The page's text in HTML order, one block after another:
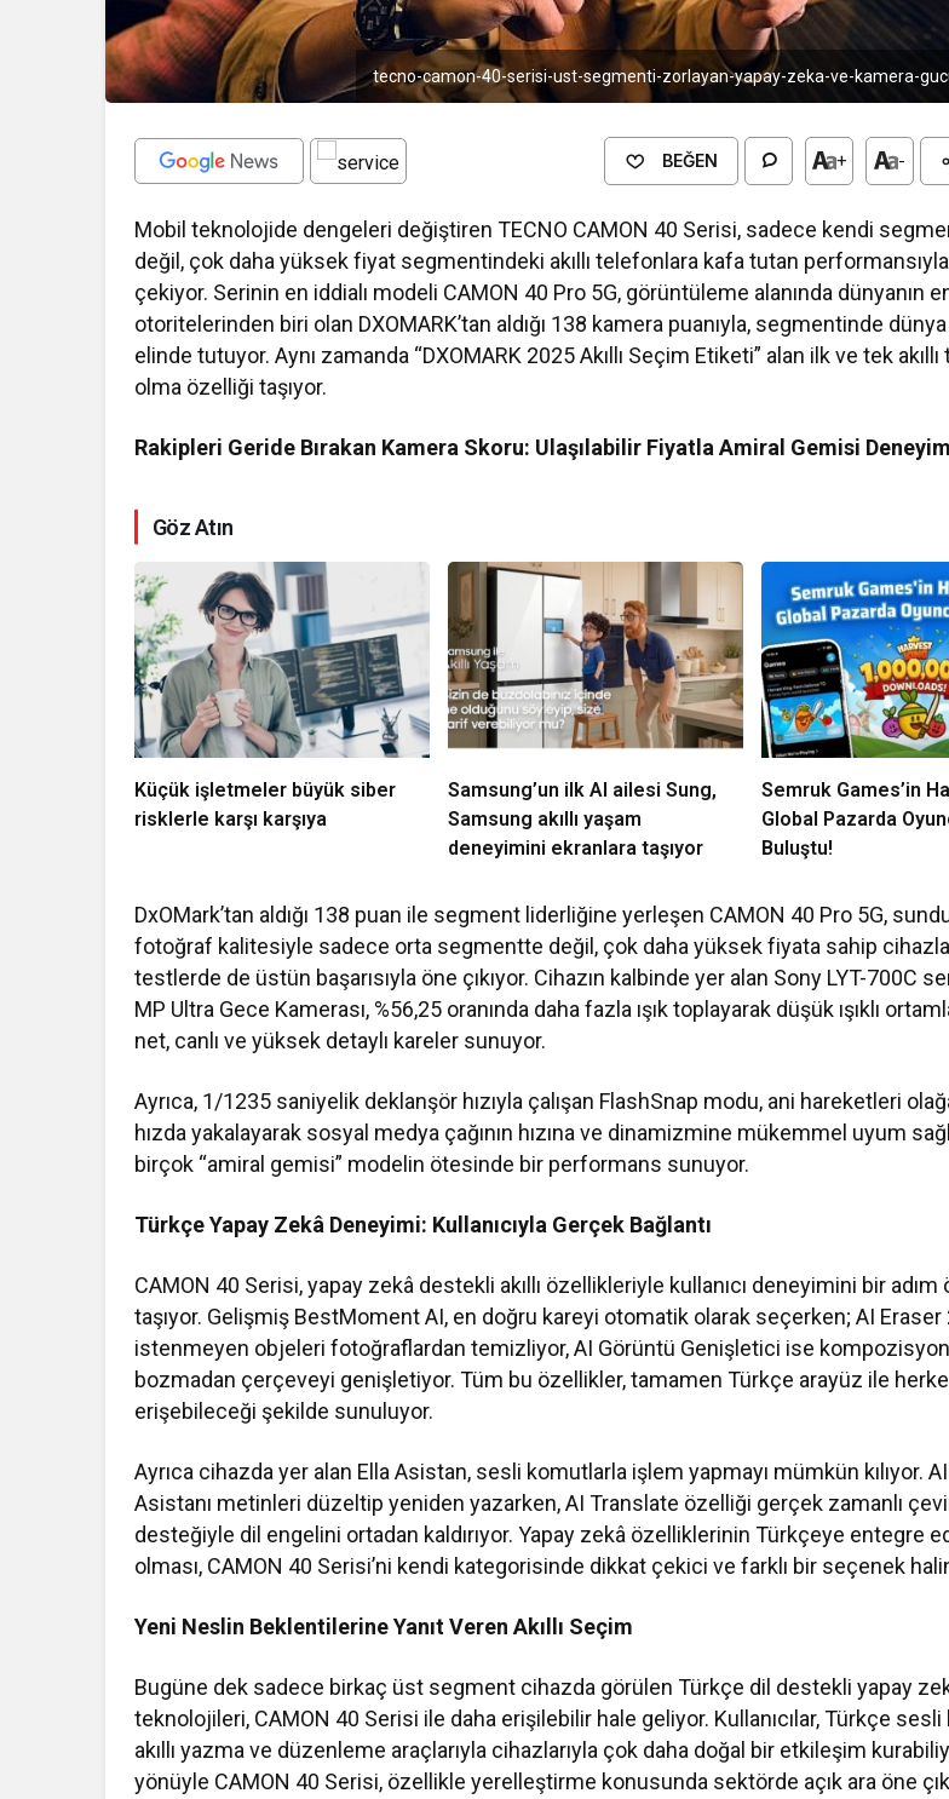
tecno-camon-40-serisi-ust-segmenti-zorlayan-yapay-zeka-ve-kamera-
BEĞEN + -
Mobil teknolojide dengeleri değiştiren TECNO CAMON 40 Serisi, sadece kendi
değil, çok daha yüksek fiyat segmentindeki akıllı telefonlara kafa tutan
çekiyor. Serinin en iddialı modeli CAMON 40 Pro 5G, görüntüleme alanında dünyanın
otoritelerinden biri olan DXOMARK’tan aldığı 138 kamera puanıyla, segmentinde
elinde tutuyor. Aynı zamanda “DXOMARK 2025 Akıllı Seçim Etiketi” alan ilk ve tek
olma özelliği taşıyor.
Rakipleri Geride Bırakan Kamera Skoru: Ulaşılabilir Fiyatla Amiral Gemisi
Göz Atın
Küçük işletmeler büyük siber
risklerle karşı karşıya
Samsung’un ilk AI ailesi Sung,
Samsung akıllı yaşam
deneyimini ekranlara taşıyor
Semruk Games’in
Global Pazarda
Buluştu!
DxOMark’tan aldığı 138 puan ile segment liderliğine yerleşen CAMON 40 Pro 5G,
fotoğraf kalitesiyle sadece orta segmentte değil, çok daha yüksek fiyata sahip
testlerde de üstün başarısıyla öne çıkıyor. Cihazın kalbinde yer alan Sony LYT-700C
MP Ultra Gece Kamerası, %56,25 oranında daha fazla ışık toplayarak düşük ışıklı
net, canlı ve yüksek detaylı kareler sunuyor.
Ayrıca, 1/1235 saniyelik deklanşör hızıyla çalışan FlashSnap modu, ani hareketleri
hızda yakalayarak sosyal medya çağının hızına ve dinamizmine mükemmel uyum
birçok “amiral gemisi” modelin ötesinde bir performans sunuyor.
Türkçe Yapay Zekâ Deneyimi: Kullanıcıyla Gerçek Bağlantı
CAMON 40 Serisi, yapay zekâ destekli akıllı özellikleriyle kullanıcı deneyimini bir adım
taşıyor. Gelişmiş BestMoment AI, en doğru kareyi otomatik olarak seçerken; AI Eraser
istenmeyen objeleri fotoğraflardan temizliyor, AI Görüntü Genişletici ise
bozmadan çerçeveyi genişletiyor. Tüm bu özellikler, tamamen Türkçe arayüz ile
erişebileceği şekilde sunuluyor.
Ayrıca cihazda yer alan Ella Asistan, sesli komutlarla işlem yapmayı mümkün kılıyor.
Asistanı metinleri düzeltip yeniden yazarken, AI Translate özelliği gerçek zamanlı
desteğiyle dil engelini ortadan kaldırıyor. Yapay zekâ özelliklerinin Türkçeye entegre
olması, CAMON 40 Serisi’ni kendi kategorisinde dikkat çekici ve farklı bir seçenek
Yeni Neslin Beklentilerine Yanıt Veren Akıllı Seçim
Bugüne dek sadece birkaç üst segment cihazda görülen Türkçe dil destekli yapay
teknolojileri, CAMON 40 Serisi ile daha erişilebilir hale geliyor. Kullanıcılar, Türkçe sesli
akıllı yazma ve düzenleme araçlarıyla cihazlarıyla çok daha doğal bir etkileşim
yönüyle CAMON 40 Serisi, özellikle yerelleştirme konusunda sektörde açık ara öne